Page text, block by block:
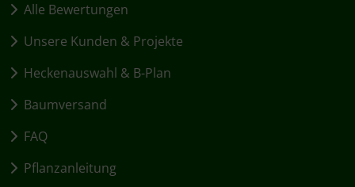
Alle Bewertungen
Unsere Kunden & Projekte
Heckenauswahl & B-Plan
Baumversand
FAQ
Pflanzanleitung